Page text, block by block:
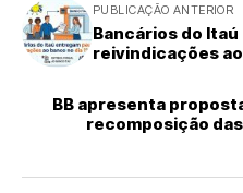
PUBLICAÇÃO ANTERIOR
Bancários do
reivindicações ao
BB apresenta
recomposição